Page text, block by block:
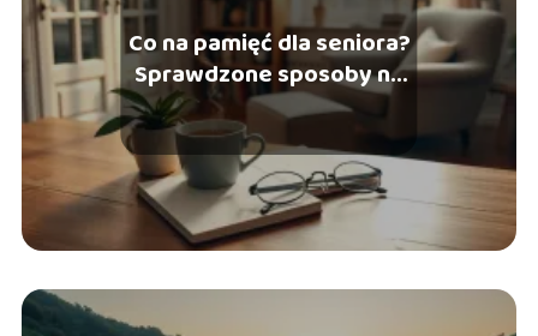
Co na pamięć dla seniora?
Sprawdzone sposoby na
lepszą koncentrację